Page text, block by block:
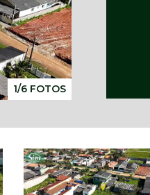
1/6 FOTOS